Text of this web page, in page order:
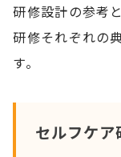
研修設計の参考
研修それぞれの
す。
セルフケ